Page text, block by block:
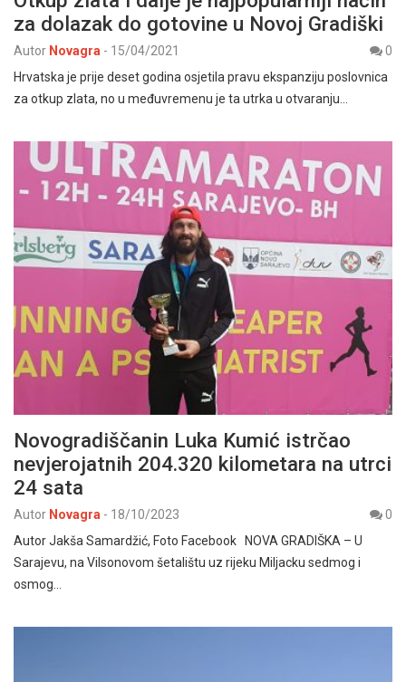
za dolazak do gotovine u Novoj Gradiški
Autor Novagra - 15/04/2021
0
Hrvatska je prije deset godina osjetila pravu ekspanziju poslovnica
za otkup zlata, no u međuvremenu je ta utrka u otvaranju…
Novogradiščanin Luka Kumić istrčao
nevjerojatnih 204.320 kilometara na utrci
24 sata
Autor Novagra - 18/10/2023
0
Autor Jakša Samardžić, Foto Facebook NOVA GRADIŠKA – U
Sarajevu, na Vilsonovom šetalištu uz rijeku Miljacku sedmog i
osmog…